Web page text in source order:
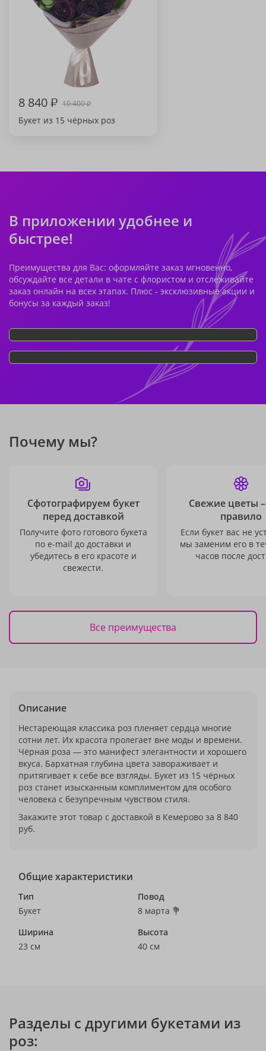
8 840₽ 10 400₽
Букет из 15 чёрных роз
В приложении удобнее и
быстрее!
Преимущества для Вас: оформляйте заказ мгновенно,
обсуждайте все детали в чате с флористом и отслеживайте
заказ онлайн на всех этапах. Плюс - эксклюзивные акции и
бонусы за каждый заказ!
Почему мы?
Сфотографируем букет
перед доставкой
Получите фото готового букета
по e-mail до доставки и
убедитесь в его красоте и
свежести.
Свежие цветы
правило
Если букет вас не
мы заменим его в
часов после
Все преимущества
Описание
Нестареющая классика роз пленяет сердца многие
сотни лет. Их красота пролегает вне моды и времени.
Чёрная роза — это манифест элегантности и хорошего
вкуса. Бархатная глубина цвета завораживает и
притягивает к себе все взгляды. Букет из 15 чёрных
роз станет изысканным комплиментом для особого
человека с безупречным чувством стиля.
Закажите этот товар с доставкой в Кемерово за 8 840
руб.
Общие характеристики
Тип
Букет
Повод
8 марта 💐
Ширина
23 см
Высота
40 см
Разделы с другими букетами из
роз: